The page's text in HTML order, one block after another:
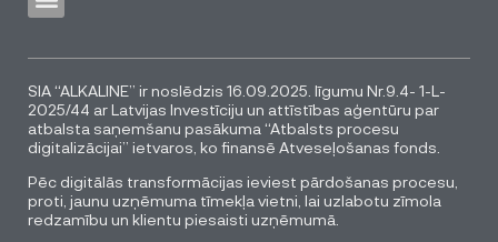
SIA “ALKALINE” ir noslēdzis 16.09.2025. līgumu Nr.9.4- 1-L-
2025/44 ar Latvijas Investīciju un attīstības aģentūru par
atbalsta saņemšanu pasākuma “Atbalsts procesu
digitalizācijai” ietvaros, ko finansē Atveseļošanas fonds.
Pēc digitālās transformācijas ieviest pārdošanas procesu,
proti, jaunu uzņēmuma tīmekļa vietni, lai uzlabotu zīmola
redzamību un klientu piesaisti uzņēmumā.